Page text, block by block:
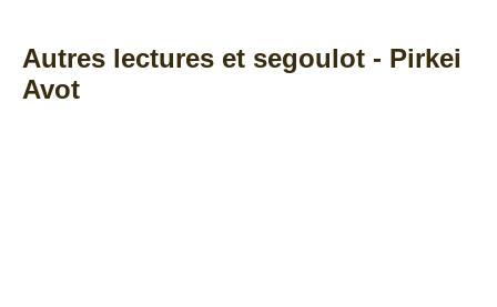
Autres lectures et segoulot - Pirkei
Avot